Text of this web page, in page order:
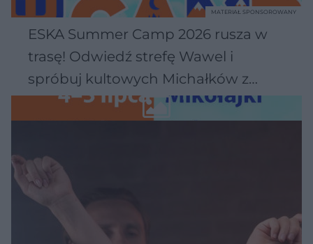
ESKA Summer Camp 2026 rusza w
trasę! Odwiedź strefę Wawel i
spróbuj kultowych Michałków z
Wawelu
MATERIAŁ SPONSOROWANY